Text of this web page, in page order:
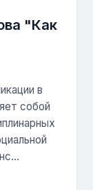
"Как
в
собой